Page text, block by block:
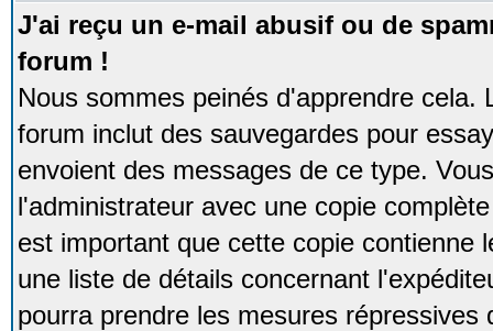
J'ai reçu un e-mail abusif ou de
forum !
Nous sommes peinés d'apprendre cela.
forum inclut des sauvegardes pour
envoient des messages de ce type.
l'administrateur avec une copie
est important que cette copie contienne
une liste de détails concernant
pourra prendre les mesures répressives